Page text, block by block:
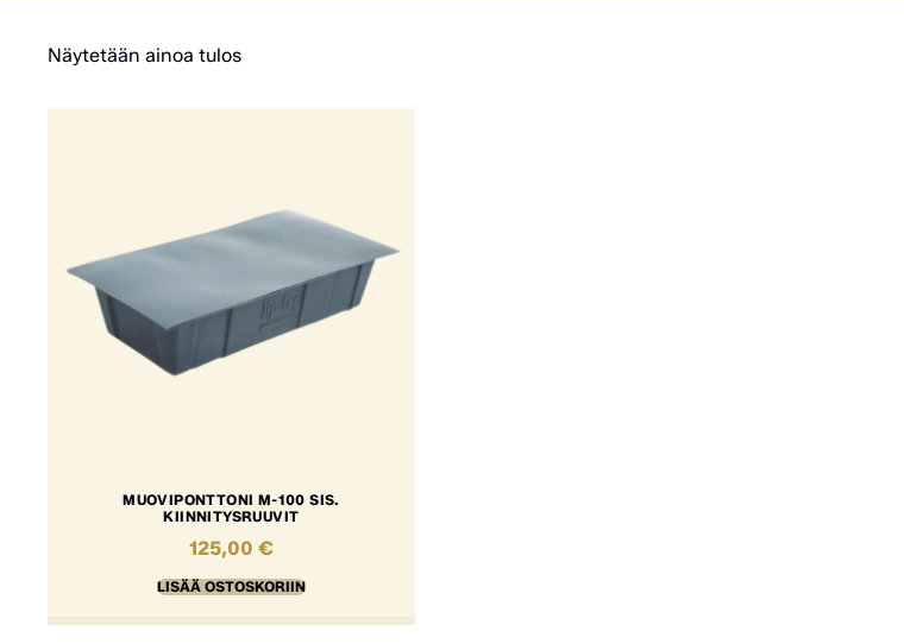
Näytetään ainoa tulos
MUOVIPONTTONI M-100 SIS.
KIINNITYSRUUVIT
125,00 €
LISÄÄ OSTOSKORIIN